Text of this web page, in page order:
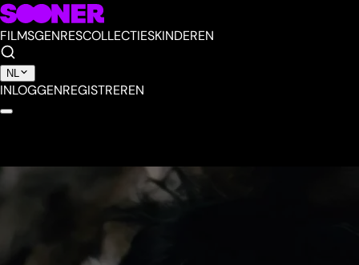
FILMSGENRESCOLLECTIESKINDEREN
NL
INLOGGENREGISTREREN